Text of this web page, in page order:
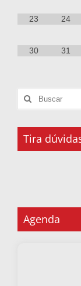
23 24
30 31
Tira
Agenda